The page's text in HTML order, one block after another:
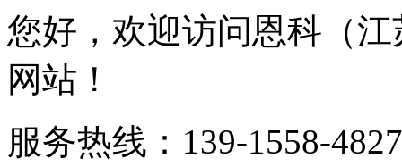
您好，欢迎访问恩科（
网站！
服务热线： 139-1558-4827